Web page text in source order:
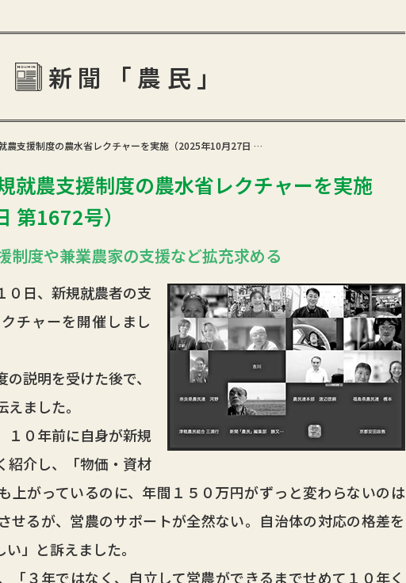
新聞「農民」
農支援制度の農水省レクチャーを実施（2025年10月27日 …
就農支援制度の農水省レクチャーを実施
第1672号）
制度や兼業農家の支援など拡充求める
日、新規就農者の支
チャーを開催しまし
説明を受けた後で、
ました。
０年前に自身が新規
紹介し、「物価・資材
上がっているのに、年間１５０万円がずっと変わらないのは
せるが、営農のサポートが全然ない。自治体の対応の格差を
」と訴えました。
「３年ではなく、自立して営農ができるまでせめて１０年く